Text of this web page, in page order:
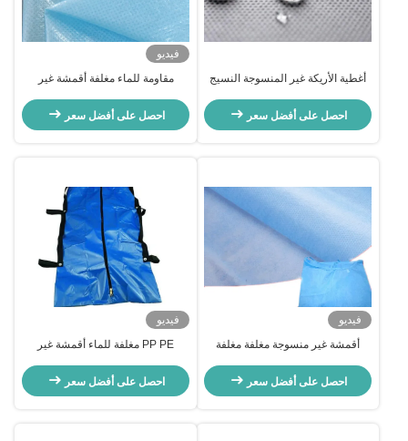
أغطية الأريكة غير المنسوجة النسيج
المنسوجة النسيج
احصل على أفضل سعر
فيديو
مقاومة للماء مغلفة أقمشة غير
للاستخدام الطبي
احصل على أفضل سعر
فيديو
أقمشة غير منسوجة مغلفة مغلفة
منسوجة للاستخدام الطبي
احصل على أفضل سعر
فيديو
PP PE مغلفة للماء أقمشة غير
احصل على أفضل سعر